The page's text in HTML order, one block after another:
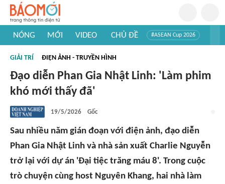
NÓNG MỚI VIDEO CHỦ ĐỀ #ASEAN Cup 2026
#Khám phá thế giới
GIẢI TRÍ ĐIỆN ẢNH - TRUYỀN HÌNH
Đạo diễn Phan Gia Nhật Linh: 'Làm phim
khó mới thấy đã'
19/5/2026 Gốc
Sau nhiều năm gián đoạn với điện ảnh, đạo diễn
Phan Gia Nhật Linh và nhà sản xuất Charlie Nguyễn
trở lại với dự án 'Đại tiệc trăng máu 8'. Trong cuộc
trò chuyện cùng host Nguyên Khang, hai nhà làm